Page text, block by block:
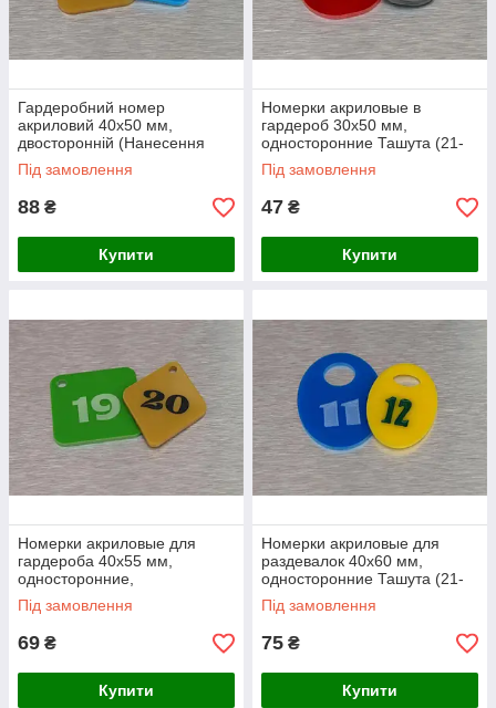
Гардеробний номер
акриловий 40х50 мм,
двосторонній (Нанесення
зображення: Лазерне
гравіювання (без заливання
Під замовлення
88 ₴
Купити
Номерки акриловые в
гардероб 30х50 мм,
односторонние Ташута (21-
71090-04)
Під замовлення
47 ₴
Купити
Номерки акриловые для
гардероба 40х55 мм,
односторонние,
прямоугольной формы
Ташута (21-71100-04)
Під замовлення
69 ₴
Купити
Номерки акриловые для
раздевалок 40х60 мм,
односторонние Ташута (21-
71060-04)
Під замовлення
75 ₴
Купити